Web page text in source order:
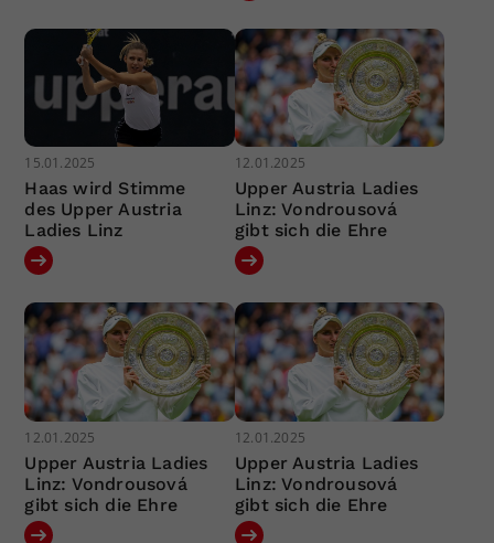
15.01.2025
Haas wird Stimme
des Upper Austria
Ladies Linz
12.01.2025
Upper Austria Ladies
Linz: Vondrousová
gibt sich die Ehre
12.01.2025
Upper Austria Ladies
Linz: Vondrousová
gibt sich die Ehre
12.01.2025
Upper Austria Ladies
Linz: Vondrousová
gibt sich die Ehre